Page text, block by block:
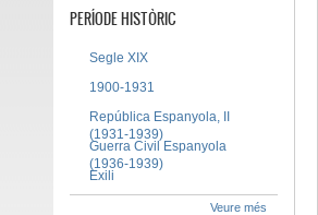
PERÍODE HISTÒRIC
Segle XIX
1900-1931
República Espanyola, II
(1931-1939)
Guerra Civil Espanyola
(1936-1939)
Exili
Veure més